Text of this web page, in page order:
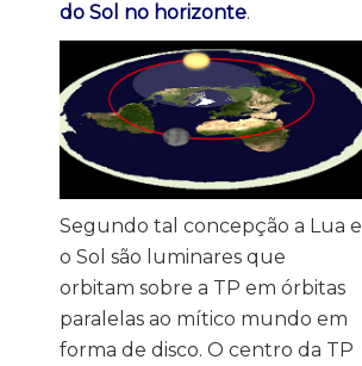
do Sol no horizonte.
Segundo tal concepção a Lua e
o Sol são luminares que
orbitam sobre a TP em órbitas
paralelas ao mítico mundo em
forma de disco. O centro da TP